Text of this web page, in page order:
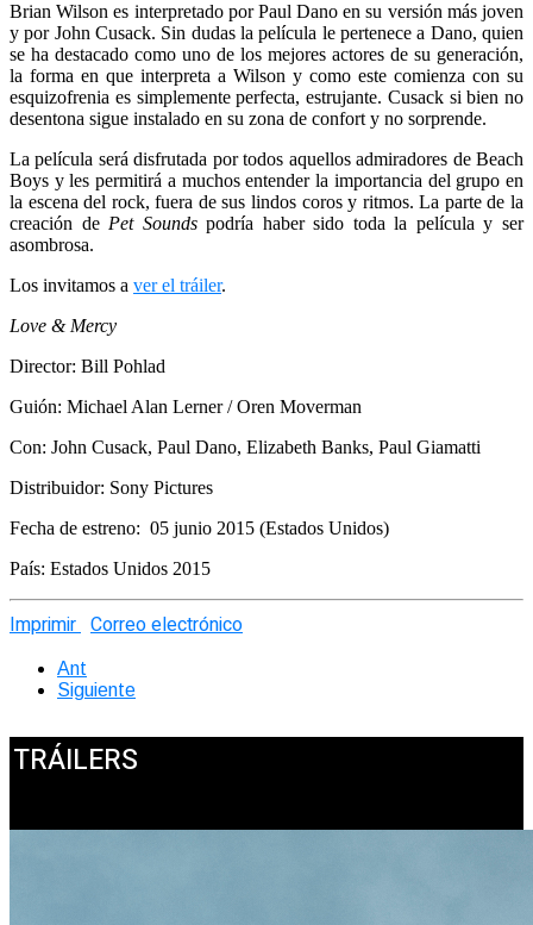
Brian Wilson es interpretado por Paul Dano en su versión más joven
y por John Cusack. Sin dudas la película le pertenece a Dano, quien
se ha destacado como uno de los mejores actores de su generación,
la forma en que interpreta a Wilson y como este comienza con su
esquizofrenia es simplemente perfecta, estrujante. Cusack si bien no
desentona sigue instalado en su zona de confort y no sorprende.
La película será disfrutada por todos aquellos admiradores de Beach
Boys y les permitirá a muchos entender la importancia del grupo en
la escena del rock, fuera de sus lindos coros y ritmos. La parte de la
creación de Pet Soundspodría haber sido toda la película y ser
asombrosa.
Los invitamos a ver el tráiler.
Love & Mercy
Director: Bill Pohlad
Guión: Michael Alan Lerner / Oren Moverman
Con: John Cusack, Paul Dano, Elizabeth Banks, Paul Giamatti
Distribuidor: Sony Pictures
Fecha de estreno: 05 junio 2015 (Estados Unidos)
País: Estados Unidos 2015
Imprimir Correo electrónico
Ant
Siguiente
TRÁILERS